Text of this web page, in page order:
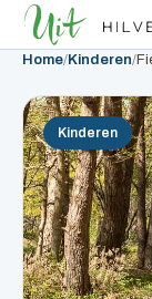
Home/Kinderen/
Kinderen